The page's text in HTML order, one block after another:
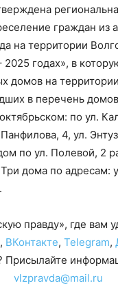
граждан из
на территории
2025 годах», в
домов на
в перечень домов
по ул.
4, ул.
по ул. Полевой, 2
дома по адресам:
правду», где вам
, ВКонтакте, Telegram,
Присылайте
vlzpravda@mail.ru